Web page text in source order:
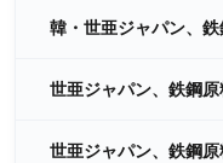
韓・世亜ジャパン、
世亜ジャパン、鉄鋼
世亜ジャパン、鉄鋼